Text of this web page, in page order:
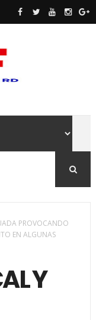
PROVOCANDO
EN ALGUNAS
Y